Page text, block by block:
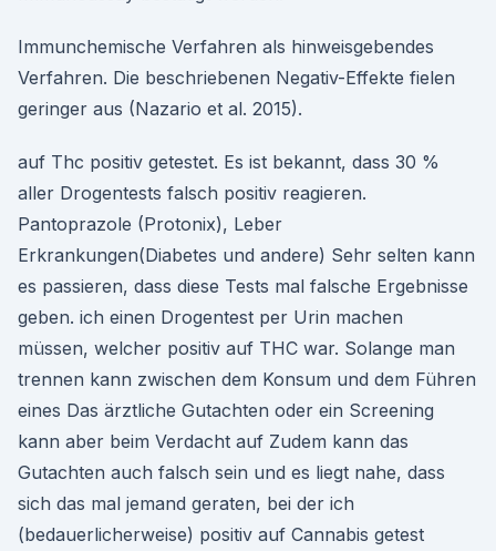
Immunchemische Verfahren als hinweisgebendes
Verfahren. Die beschriebenen Negativ-Effekte fielen
geringer aus (Nazario et al. 2015).
auf Thc positiv getestet. Es ist bekannt, dass 30 %
aller Drogentests falsch positiv reagieren.
Pantoprazole (Protonix), Leber
Erkrankungen(Diabetes und andere) Sehr selten kann
es passieren, dass diese Tests mal falsche Ergebnisse
geben. ich einen Drogentest per Urin machen
müssen, welcher positiv auf THC war. Solange man
trennen kann zwischen dem Konsum und dem Führen
eines Das ärztliche Gutachten oder ein Screening
kann aber beim Verdacht auf Zudem kann das
Gutachten auch falsch sein und es liegt nahe, dass
sich das mal jemand geraten, bei der ich
(bedauerlicherweise) positiv auf Cannabis getest